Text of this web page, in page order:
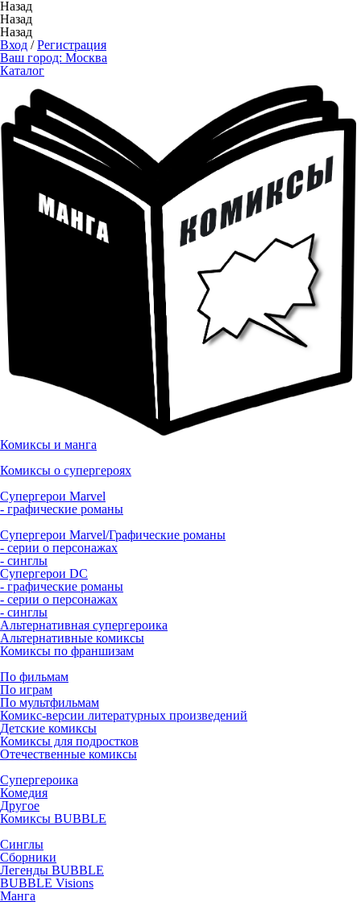
Назад
Назад
Назад
Вход /Регистрация
Ваш город: Москва
Каталог
Комиксы и манга
Комиксы о супергероях
Супергерои Marvel
- графические романы
Супергерои Marvel/Графические романы
- серии о персонажах
- синглы
Супергерои DC
- графические романы
- серии о персонажах
- синглы
Альтернативная супергероика
Альтернативные комиксы
Комиксы по франшизам
По фильмам
По играм
По мультфильмам
Комикс-версии литературных произведений
Детские комиксы
Комиксы для подростков
Отечественные комиксы
Супергероика
Комедия
Другое
Комиксы BUBBLE
Синглы
Сборники
Легенды BUBBLE
BUBBLE Visions
Манга